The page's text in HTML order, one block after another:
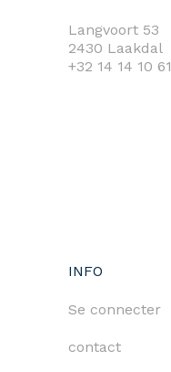
Langvoort 53
2430 Laakdal
+32 14 14 10 61
INFO
Se connecter
contact